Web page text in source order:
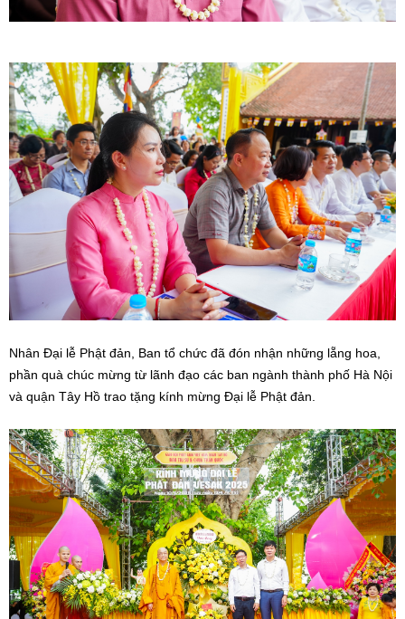
Nhân Đại lễ Phật đản, Ban tổ chức đã đón nhận những lẵng hoa,
phần quà chúc mừng từ lãnh đạo các ban ngành thành phố Hà Nội
và quận Tây Hồ trao tặng kính mừng Đại lễ Phật đản.